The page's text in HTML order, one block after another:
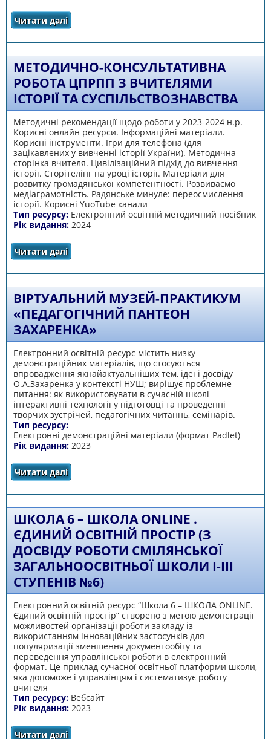
Читати далі
МЕТОДИЧНО-КОНСУЛЬТАТИВНА
РОБОТА ЦПРПП З ВЧИТЕЛЯМИ
ІСТОРІЇ ТА СУСПІЛЬСТВОЗНАВСТВА
Методичні рекомендації щодо роботи у 2023-2024 н.р.
Корисні онлайн ресурси. Інформаційні матеріали.
Корисні інструменти. Ігри для телефона (для
зацікавлених у вивченні історії України). Методична
сторінка вчителя. Цивілізаційний підхід до вивчення
історії. Сторітелінг на уроці історії. Матеріали для
розвитку громадянської компетентності. Розвиваємо
медіаграмотність. Радянське минуле: переосмислення
історії. Корисні YuoTube канали
Тип ресурсу: Електронний освітній методичний посібник
Рік видання: 2024
Читати далі
суспільствознавства
ВІРТУАЛЬНИЙ МУЗЕЙ-ПРАКТИКУМ
«ПЕДАГОГІЧНИЙ ПАНТЕОН
ЗАХАРЕНКА»
Електронний освітній ресурс містить низку
демонстраційних матеріалів, що стосуються
впровадження якнайактуальніших тем, ідеї і досвіду
О.А.Захаренка у контексті НУШ; вирішує проблемне
питання: як використовувати в сучасній школі
інтерактивні технології у підготовці та проведенні
творчих зустрічей, педагогічних читаннь, семінарів.
Тип ресурсу:
Електронні демонстраційні матеріали (формат Padlet)
Рік видання: 2023
Читати далі
ШКОЛА 6 – ШКОЛА ONLINE .
ЄДИНИЙ ОСВІТНІЙ ПРОСТІР (З
ДОСВІДУ РОБОТИ СМІЛЯНСЬКОЇ
ЗАГАЛЬНООСВІТНЬОЇ ШКОЛИ І-ІІІ
СТУПЕНІВ №6)
Електронний освітній ресурс “Школа 6 – ШКОЛА ONLINE.
Єдиний освітній простір” створено з метою демонстрації
можливостей організації роботи закладу із
використанням інноваційних застосунків для
популяризації зменшення документообігу та
переведення управлінської роботи в електронний
формат. Це приклад сучасної освітньої платформи школи,
яка допоможе і управлінцям і систематизує роботу
вчителя
Тип ресурсу: Вебсайт
Рік видання: 2023
Читати далі